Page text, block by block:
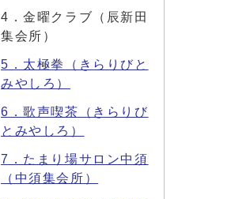
4．金曜クラブ（辰新田
集会所）
5．太極拳（きらりびと
みやしろ）
6．歌声喫茶（きらりび
とみやしろ）
7．たまり場サロン中須
（中須集会所）